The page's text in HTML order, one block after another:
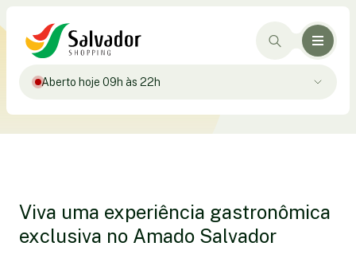
Aberto hoje 09h às 22h
Viva uma experiência gastronômica
exclusiva no Amado Salvador